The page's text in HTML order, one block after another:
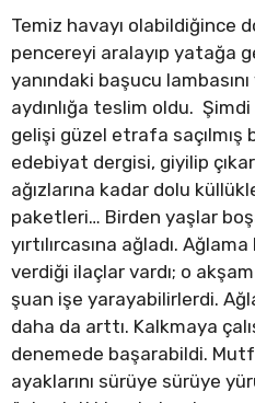
Temiz havayı olabildiğince
pencereyi aralayıp yatağa
yanındaki başucu
aydınlığa teslim oldu.
gelişi güzel etrafa saçılmış
edebiyat dergisi, giyilip
ağızlarına kadar dolu
paketleri… Birden yaşlar
yırtılırcasına ağladı.
verdiği ilaçlar vardı; o
şuan işe yarayabilirlerdi.
daha da arttı. Kalkmaya
denemede başarabildi.
ayaklarını sürüye sürüye